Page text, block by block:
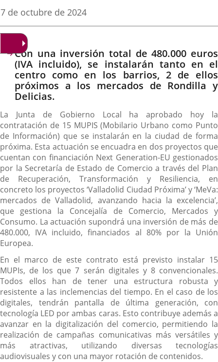
aplicaciónaplicación
Fecha
la
noticia
7 de octubre de 2024
Descripción
Con una inversión total de 480.000 euros
(IVA incluido), se instalarán tanto en el
centro como en los barrios, 2 de ellos
próximos a los mercados de Rondilla y
Delicias.
La Junta de Gobierno Local ha aprobado hoy la
contratación de 15 MUPIS (Mobilario Urbano como Punto
de Información) que se instalarán en la ciudad de forma
próxima. Esta actuación se encuadra en dos proyectos que
cuentan con financiación Next Generation-EU gestionados
por la Secretaría de Estado de Comercio a través del Plan
de Recuperación, Transformación y Resiliencia, en
concreto los proyectos ‘Valladolid Ciudad Próxima’ y ‘MeVa:
mercados de Valladolid, avanzando hacia la excelencia’,
que gestiona la Concejalía de Comercio, Mercados y
Consumo. La actuación supondrá una inversión de más de
480.000, IVA incluido, financiados al 80% por la Unión
Europea.
En el marco de este contrato está previsto instalar 15
MUPIs, de los que 7 serán digitales y 8 convencionales.
Todos ellos han de tener una estructura robusta y
resistente a las inclemencias del tiempo. En el caso de los
digitales, tendrán pantalla de última generación, con
tecnología LED por ambas caras. Esto contribuye además a
avanzar en la digitalización del comercio, permitiendo la
realización de campañas comunicativas más versátiles y
más atractivas, utilizando diversas tecnologías
audiovisuales y con una mayor rotación de contenidos.